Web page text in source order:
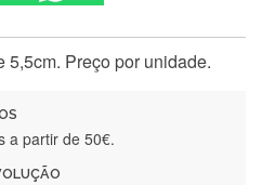
5,5cm. Preço por unidade.
a partir de 50€.
Lopes